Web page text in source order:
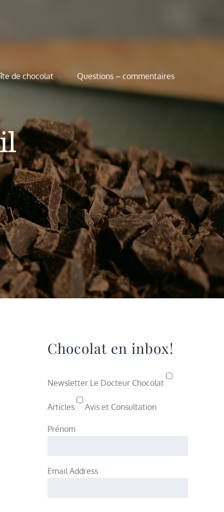
de chocolat Questions – commentaires
Chocolat en inbox!
Newsletter Le Docteur Chocolat
Articles Avis et Consultation
Prénom
Email Address